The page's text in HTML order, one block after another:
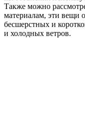
Также можно
материалам, эти вещи
бесшерстных и
и холодных ветров.